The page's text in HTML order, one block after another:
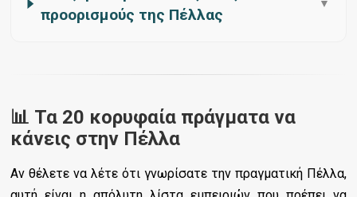
προορισμούς της Πέλλας
▼
📊 Τα 20 κορυφαία πράγματα να
κάνεις στην Πέλλα
Αν θέλετε να λέτε ότι γνωρίσατε την πραγματική Πέλλα,